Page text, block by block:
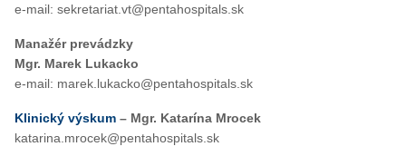
e-mail: sekretariat.vt@pentahospitals.sk
Manažér prevádzky
Mgr. Marek Lukacko
e-mail: marek.lukacko@pentahospitals.sk
Klinický výskum – Mgr. Katarína Mrocek
katarina.mrocek@pentahospitals.sk